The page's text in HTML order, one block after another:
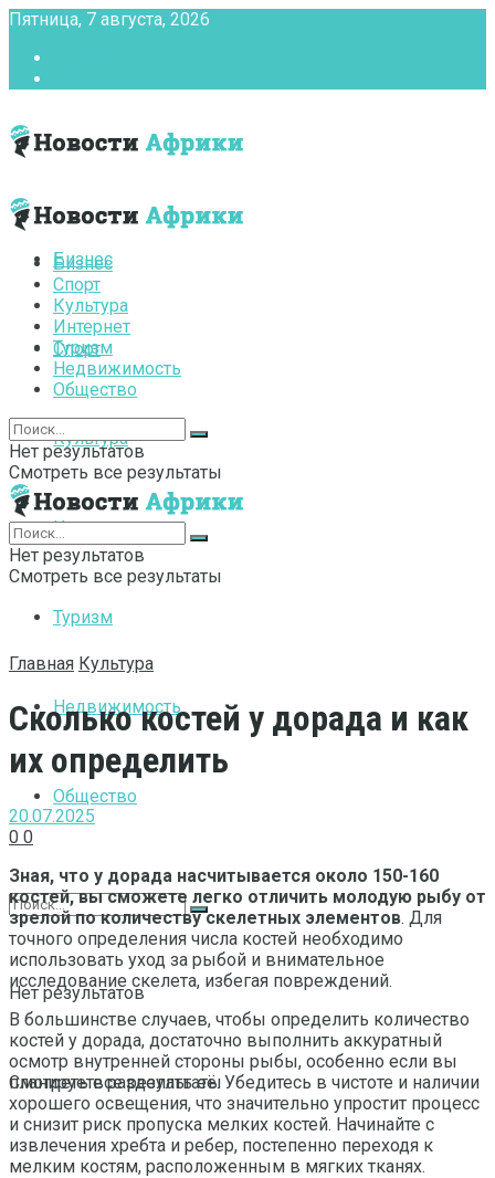
Пятница, 7 августа, 2026
Бизнес
Спорт
Культура
Интернет
Туризм
Недвижимость
Общество
Нет результатов
Смотреть все результаты
Бизнес
Спорт
Культура
Интернет
Туризм
Недвижимость
Общество
Нет результатов
Смотреть все результаты
Нет результатов
Смотреть все результаты
Главная Культура
Сколько костей у дорада и как
их определить
20.07.2025
0 0
Зная, что у дорада насчитывается около 150-160
костей, вы сможете легко отличить молодую рыбу от
зрелой по количеству скелетных элементов. Для
точного определения числа костей необходимо
использовать уход за рыбой и внимательное
исследование скелета, избегая повреждений.
В большинстве случаев, чтобы определить количество
костей у дорада, достаточно выполнить аккуратный
осмотр внутренней стороны рыбы, особенно если вы
планируете разделать её. Убедитесь в чистоте и наличии
хорошего освещения, что значительно упростит процесс
и снизит риск пропуска мелких костей. Начинайте с
извлечения хребта и ребер, постепенно переходя к
мелким костям, расположенным в мягких тканях.